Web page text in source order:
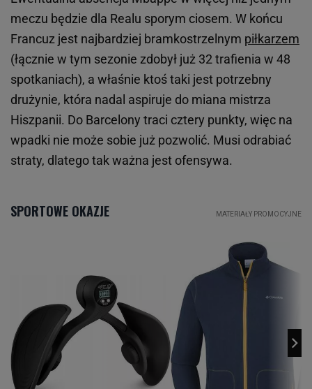
meczu będzie dla Realu sporym ciosem. W końcu
Francuz jest najbardziej bramkostrzelnym piłkarzem
(łącznie w tym sezonie zdobył już 32 trafienia w 48
spotkaniach), a właśnie ktoś taki jest potrzebny
drużynie, która nadal aspiruje do miana mistrza
Hiszpanii. Do Barcelony traci cztery punkty, więc na
wpadki nie może sobie już pozwolić. Musi odrabiać
straty, dlatego tak ważna jest ofensywa.